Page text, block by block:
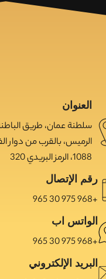
العنوان
سلطنة عمان، طريق
الرميس، بالقرب من دوار
1088، الرمز البريدي 320
رقم الإتصال
965 30 975 968+
الواتس اب
965 30 975 968+
البريد الإلكتروني